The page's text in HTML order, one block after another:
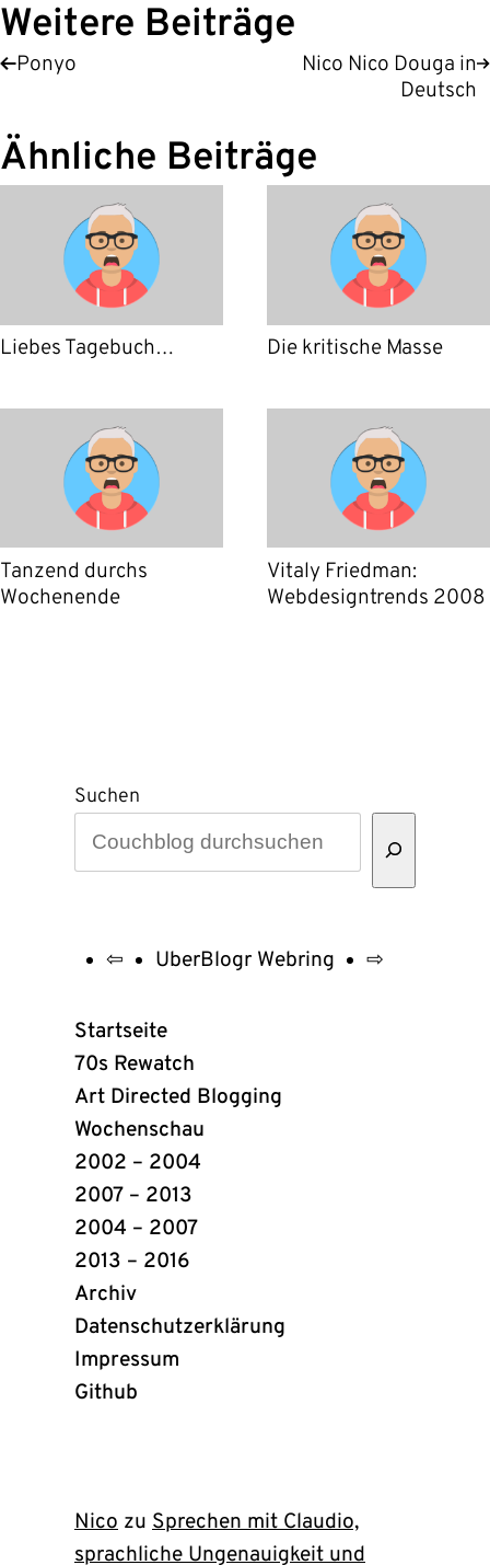
Weitere Beiträge
Ponyo
Nico Nico Douga in
Deutsch
Ähnliche Beiträge
Liebes Tagebuch… Die kritische Masse
Tanzend durchs
Wochenende
Vitaly Friedman:
Webdesigntrends 2008
Suchen
UberBlogr
Webring
Links
⇦ UberBlogr Webring ⇨
Startseite
70s Rewatch
Art Directed Blogging
Wochenschau
2002 – 2004
2007 – 2013
2004 – 2007
2013 – 2016
Archiv
Datenschutzerklärung
Impressum
Github
Nico zu Sprechen mit Claudio,
sprachliche Ungenauigkeit und